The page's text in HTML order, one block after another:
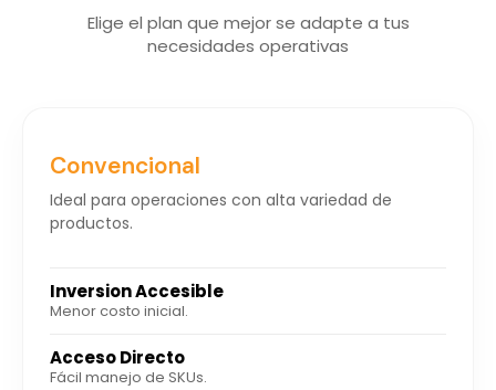
Elige el plan que mejor se adapte a tus
necesidades operativas
Convencional
Ideal para operaciones con alta variedad de
productos.
Inversion Accesible
Menor costo inicial.
Acceso Directo
Fácil manejo de SKUs.